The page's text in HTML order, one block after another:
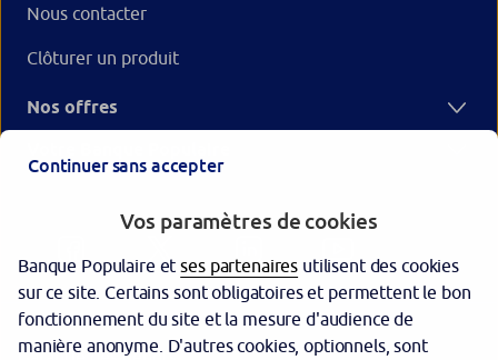
Nous contacter
Clôturer un produit
Nos offres
Continuer sans accepter
Vos paramètres de cookies
Banque Populaire etses partenaires utilisent des cookies
sur ce site. Certains sont obligatoires et permettent le bon
fonctionnement du site et la mesure d'audience de
manière anonyme. D'autres cookies, optionnels, sont